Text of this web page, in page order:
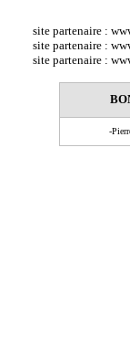
site partenaire :
site partenaire :
site partenaire :
-